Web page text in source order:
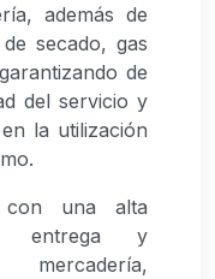
además de
secado, gas
de
del servicio y
la utilización
con una alta
entrega y
mercadería,